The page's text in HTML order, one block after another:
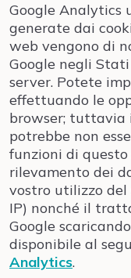
Google Analytics
generate dai
web vengono di
Google negli
server. Potete
effettuando le
browser; tuttavia
potrebbe non
funzioni di
rilevamento dei
vostro utilizzo
IP) nonché il
Google
disponibile al
Analytics.